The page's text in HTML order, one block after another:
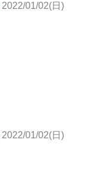
2022/01/02(日)
2022/01/02(日)